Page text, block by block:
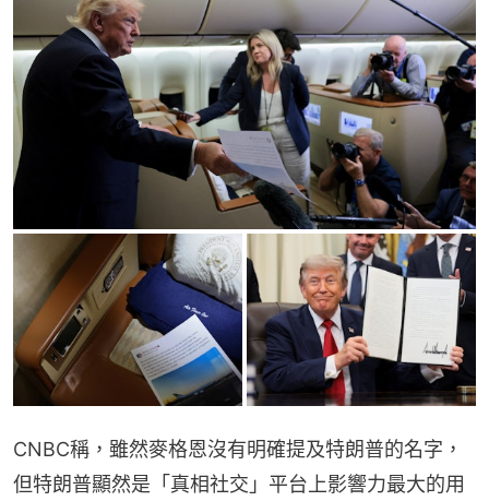
CNBC稱，雖然麥格恩沒有明確提及特朗普的名字，
但特朗普顯然是「真相社交」平台上影響力最大的用